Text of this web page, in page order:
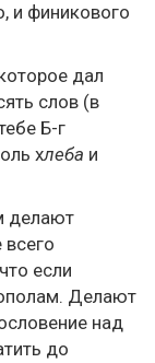
и финикового
дал
слов (в
Б-г
хлеба и
делают
если
Делают
над
до